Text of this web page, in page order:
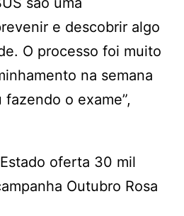
e descobrir algo
O processo foi muito
na semana
o exame”,